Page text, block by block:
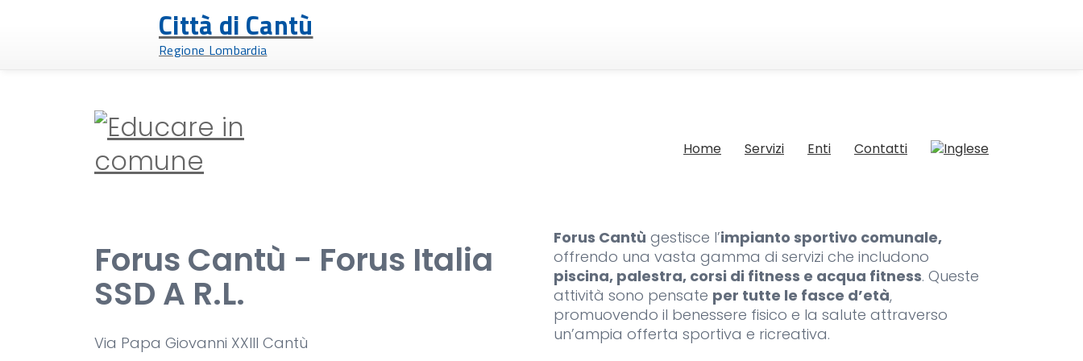
Città di Cantù
Regione Lombardia
Home Servizi Enti Contatti
Forus Cantù - Forus Italia
SSD A R.L.
Via Papa Giovanni XXIII Cantù
Forus Cantù gestisce l’impianto sportivo comunale,
offrendo una vasta gamma di servizi che includono
piscina, palestra, corsi di fitness e acqua fitness. Queste
attività sono pensate per tutte le fasce d’età,
promuovendo il benessere fisico e la salute attraverso
un’ampia offerta sportiva e ricreativa.